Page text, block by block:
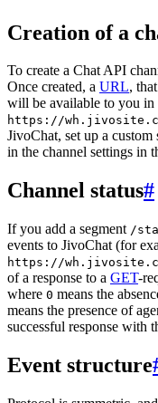
Creation of a
To create a Chat API
Once created, a URL,
will be available to you in
https://
JivoChat, set up a
in the channel settings in
Channel status#
If you add a segment /
events to JivoChat (for
https://
of a response to a GET-
where 0 means the
means the presence of
successful response with
Event structure